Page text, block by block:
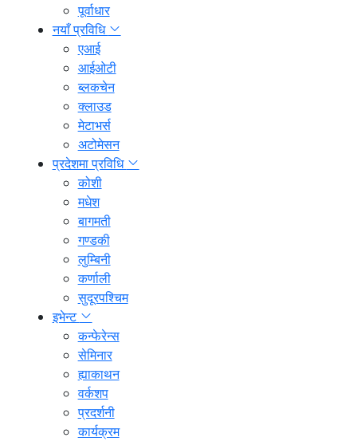
पूर्वाधार
नयाँ प्रविधि
एआई
आईओटी
ब्लकचेन
क्लाउड
मेटाभर्स
अटोमेसन
प्रदेशमा प्रविधि
कोशी
मधेश
बागमती
गण्डकी
लुम्बिनी
कर्णाली
सुदूरपश्चिम
इभेन्ट
कन्फेरेन्स
सेमिनार
ह्याकाथन
वर्कशप
प्रदर्शनी
कार्यक्रम